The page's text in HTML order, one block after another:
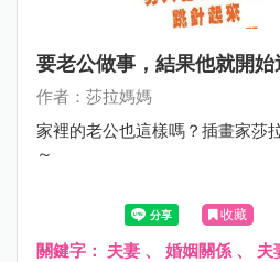
要老公做事，結果他就開
作者：莎拉媽媽
家裡的老公也這樣嗎？插畫家莎
～
收藏
關鍵字： 夫妻 、 婚姻關係 、 夫